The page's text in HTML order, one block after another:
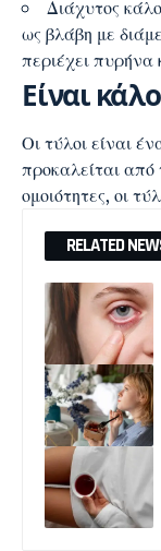
Διάχυτος
ως βλάβη με
περιέχει πυρήνα
Είναι
Οι τύλοι είναι
προκαλείται
ομοιότητες, οι
RELATED